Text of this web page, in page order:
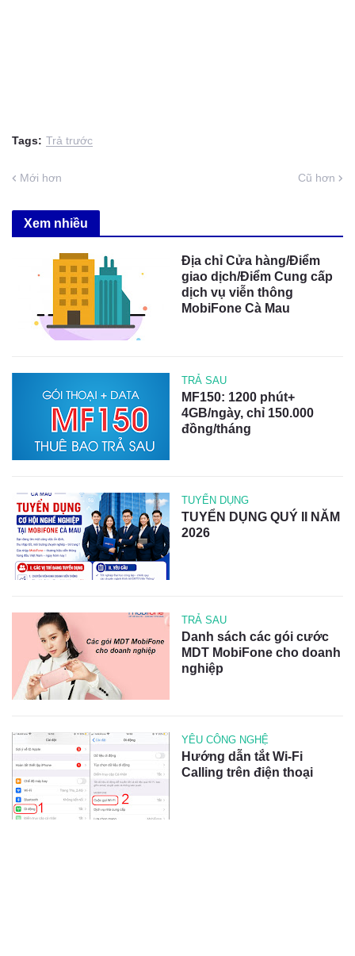
Tags: Trả trước
Mới hơn Cũ hơn
Xem nhiều
Địa chỉ Cửa hàng/Điểm
giao dịch/Điểm Cung cấp
dịch vụ viễn thông
MobiFone Cà Mau
TRẢ SAU
MF150: 1200 phút+
4GB/ngày, chỉ 150.000
đồng/tháng
TUYỂN DỤNG
TUYỂN DỤNG QUÝ II NĂM
2026
TRẢ SAU
Danh sách các gói cước
MDT MobiFone cho doanh
nghiệp
YÊU CÔNG NGHỆ
Hướng dẫn tắt Wi-Fi
Calling trên điện thoại